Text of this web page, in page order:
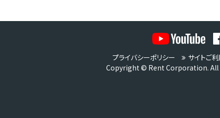
プライバシーポリシー
サイトご
Copyright © Rent Corporation. All